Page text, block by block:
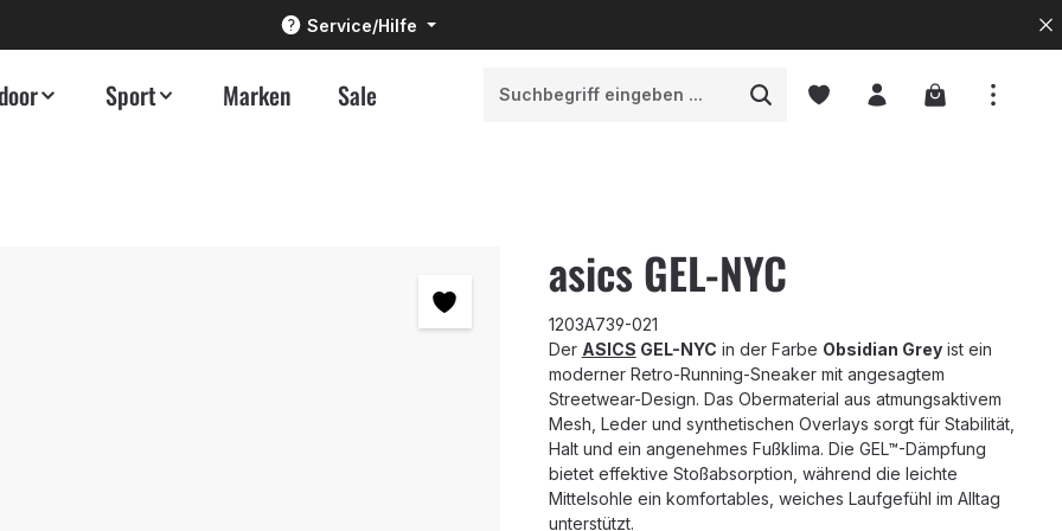
Service/Hilfe
Sport Marken Sale Warenkorb
asics GEL-NYC
1203A739-021
Der ASICS GEL-NYC in der Farbe Obsidian Greyist ein
moderner Retro-Running-Sneaker mit angesagtem
Streetwear-Design. Das Obermaterial aus atmungsaktivem
Mesh, Leder und synthetischen Overlays sorgt für Stabilität,
Halt und ein angenehmes Fußklima. Die GEL™-Dämpfung
bietet effektive Stoßabsorption, während die leichte
Mittelsohle ein komfortables, weiches Laufgefühl im Alltag
unterstützt.